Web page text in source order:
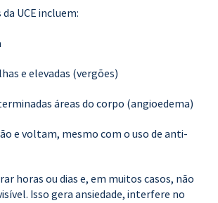
UCE incluem:
e elevadas (vergões)
áreas do corpo (angioedema)
e voltam, mesmo com o uso de anti-
horas ou dias e, em muitos casos, não
Isso gera ansiedade, interfere no